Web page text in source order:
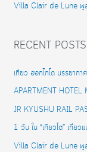
Villa Clair de Lune พู
RECENT POSTS
เที่ยว ฮอกไกโด บรรยากา
APARTMENT HOTEL
JR KYUSHU RAIL
1 วัน ใน “เกียวโต” เที่ยว
Villa Clair de Lune พู